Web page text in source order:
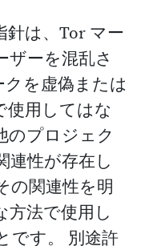
針は、Tor マー
ザーを混乱さ
を虚偽または
使用してはな
のプロジェク
連性が存在し
の関連性を明
方法で使用し
です。 別途許